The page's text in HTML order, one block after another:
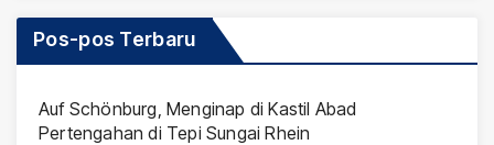
Pos-pos Terbaru
Auf Schönburg, Menginap di Kastil Abad
Pertengahan di Tepi Sungai Rhein